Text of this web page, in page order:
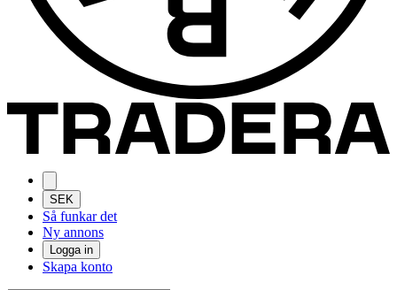
SEK
Så funkar det
Ny annons
Logga in
Skapa konto